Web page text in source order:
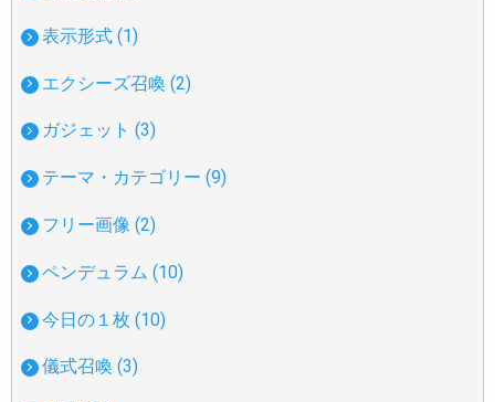
表示形式 (1)
エクシーズ召喚 (2)
ガジェット (3)
テーマ・カテゴリー (9)
フリー画像 (2)
ペンデュラム (10)
今日の１枚 (10)
儀式召喚 (3)